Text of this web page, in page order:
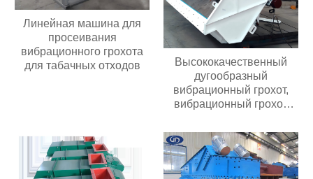
Линейная машина для
просеивания
вибрационного грохота
для табачных отходов
Высококачественный
дугообразный
вибрационный грохот,
вибрационный грохот